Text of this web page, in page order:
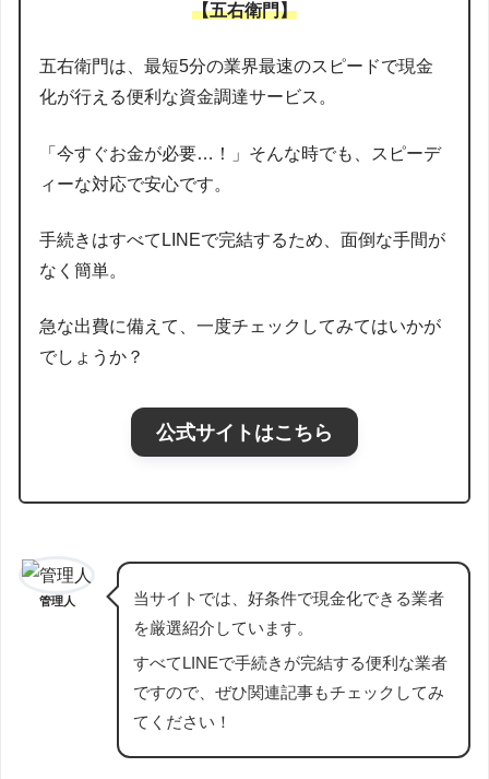
【五右衛門】
五右衛門は、最短5分の業界最速のスピードで現金
化が行える便利な資金調達サービス。
「今すぐお金が必要…！」そんな時でも、スピーデ
ィーな対応で安心です。
手続きはすべてLINEで完結するため、面倒な手間が
なく簡単。
急な出費に備えて、一度チェックしてみてはいかが
でしょうか？
公式サイトはこちら
管理人
当サイトでは、好条件で現金化できる業者
を厳選紹介しています。
すべてLINEで手続きが完結する便利な業者
ですので、ぜひ関連記事もチェックしてみ
てください！